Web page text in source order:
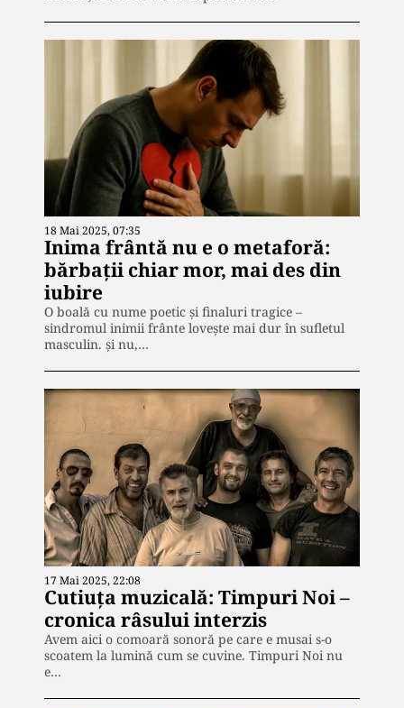
18 Mai 2025, 07:35
Inima frântă nu e o metaforă:
bărbații chiar mor, mai des din
iubire
O boală cu nume poetic și finaluri tragice –
sindromul inimii frânte lovește mai dur în sufletul
masculin. și nu,…
17 Mai 2025, 22:08
Cutiuța muzicală: Timpuri Noi –
cronica râsului interzis
Avem aici o comoară sonoră pe care e musai s-o
scoatem la lumină cum se cuvine. Timpuri Noi nu
e…